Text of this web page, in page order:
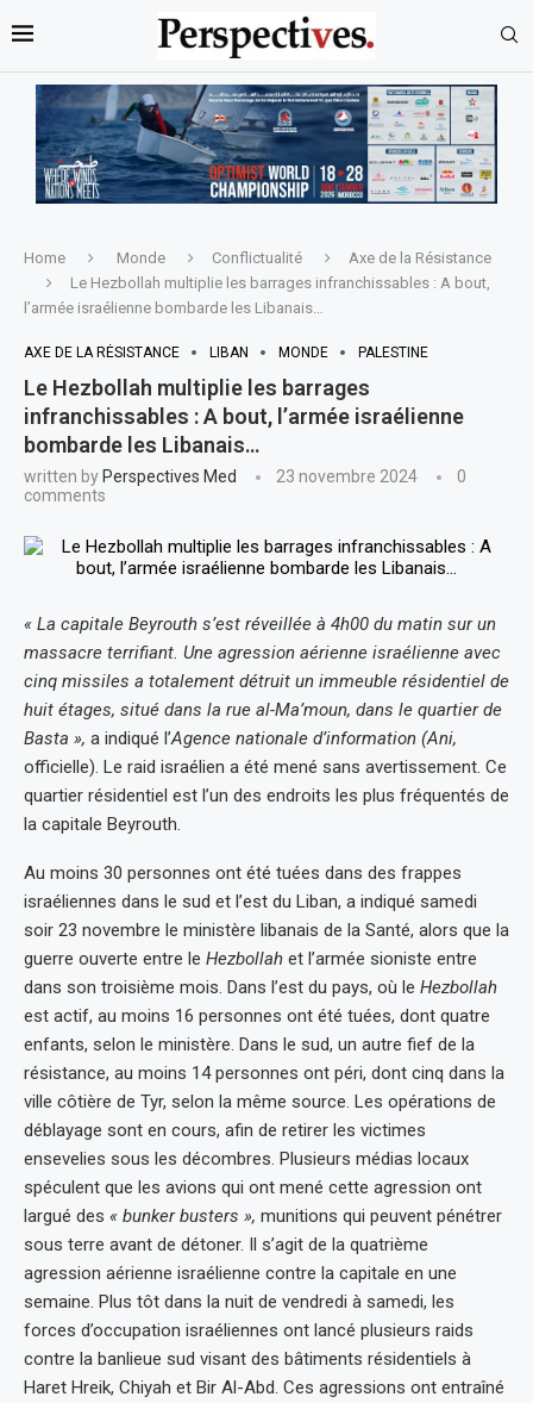
Home Monde Conflictualité
Axe de la Résistance
Le Hezbollah multiplie les barrages infranchissables : A bout,
l’armée israélienne bombarde les Libanais…
AXE DE LA RÉSISTANCE LIBAN MONDE PALESTINE
Le Hezbollah multiplie les barrages
infranchissables : A bout, l’armée israélienne
bombarde les Libanais…
written by Perspectives Med 23 novembre 2024
0
comments
« La capitale Beyrouth s’est réveillée à 4h00 du matin sur un
massacre terrifiant. Une agression aérienne israélienne avec
cinq missiles a totalement détruit un immeuble résidentiel de
huit étages, situé dans la rue al-Ma’moun, dans le quartier de
Basta », a indiqué l’Agence nationale d’information (Ani,
officielle). Le raid israélien a été mené sans avertissement. Ce
quartier résidentiel est l’un des endroits les plus fréquentés de
la capitale Beyrouth.
Au moins 30 personnes ont été tuées dans des frappes
israéliennes dans le sud et l’est du Liban, a indiqué samedi
soir 23 novembre le ministère libanais de la Santé, alors que la
guerre ouverte entre le Hezbollah et l’armée sioniste entre
dans son troisième mois. Dans l’est du pays, où le Hezbollah
est actif, au moins 16 personnes ont été tuées, dont quatre
enfants, selon le ministère. Dans le sud, un autre fief de la
résistance, au moins 14 personnes ont péri, dont cinq dans la
ville côtière de Tyr, selon la même source. Les opérations de
déblayage sont en cours, afin de retirer les victimes
ensevelies sous les décombres. Plusieurs médias locaux
spéculent que les avions qui ont mené cette agression ont
largué des « bunker busters », munitions qui peuvent pénétrer
sous terre avant de détoner. Il s’agit de la quatrième
agression aérienne israélienne contre la capitale en une
semaine. Plus tôt dans la nuit de vendredi à samedi, les
forces d’occupation israéliennes ont lancé plusieurs raids
contre la banlieue sud visant des bâtiments résidentiels à
Haret Hreik, Chiyah et Bir Al-Abd. Ces agressions ont entraîné